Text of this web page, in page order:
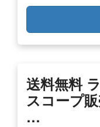
送料無料
スコープ
…